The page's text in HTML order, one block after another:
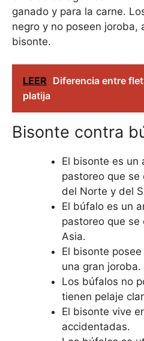
ganado y para la carne.
negro y no poseen joroba,
bisonte.
LEER Diferencia entre
platija
Bisonte contra
El bisonte es un
pastoreo que se
del Norte y del
El búfalo es un
pastoreo que
Asia.
El bisonte
una gran joroba.
Los búfalos no
tienen pelaje
El bisonte vive
accidentadas.